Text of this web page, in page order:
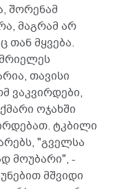
შორენამ
მაგრამ არ
თან მყვება.
თავისი
ვაკვირდები,
ოჯახში
ტკბილი
"გველსა
მოუბარი", -
მშვიდი